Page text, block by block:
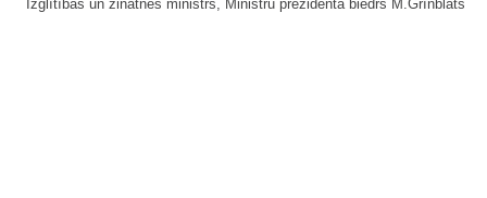
Izglītības un zinātnes ministrs, Ministru prezidenta biedrs M.Grīnblats